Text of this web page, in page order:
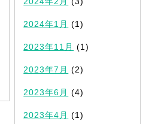
2024年1月 (1)
2023年11月 (1)
2023年7月 (2)
2023年6月 (4)
2023年4月 (1)